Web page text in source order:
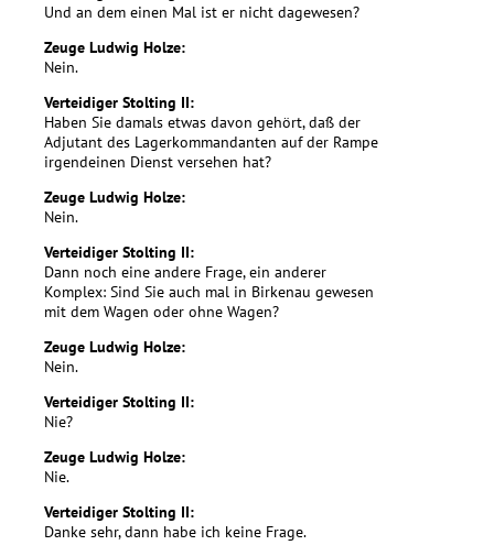
Und an dem einen Mal ist er nicht dagewesen?
Zeuge Ludwig Holze:
Nein.
Verteidiger Stolting II:
Haben Sie damals etwas davon gehört, daß der
Adjutant des Lagerkommandanten auf der Rampe
irgendeinen Dienst versehen hat?
Zeuge Ludwig Holze:
Nein.
Verteidiger Stolting II:
Dann noch eine andere Frage, ein anderer
Komplex: Sind Sie auch mal in Birkenau gewesen
mit dem Wagen oder ohne Wagen?
Zeuge Ludwig Holze:
Nein.
Verteidiger Stolting II:
Nie?
Zeuge Ludwig Holze:
Nie.
Verteidiger Stolting II:
Danke sehr, dann habe ich keine Frage.